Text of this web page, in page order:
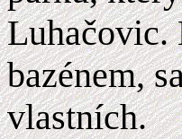
Luhačovic.
bazénem,
vlastních.